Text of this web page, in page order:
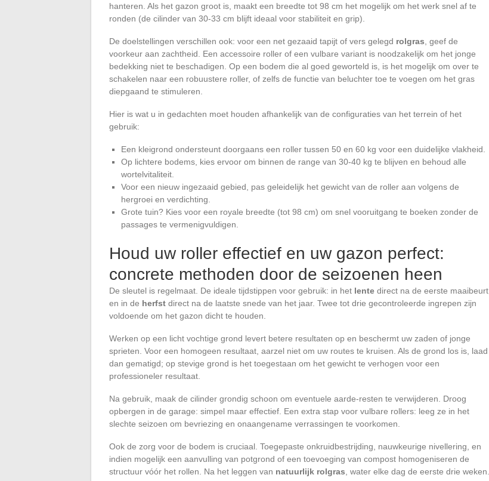
hanteren. Als het gazon groot is, maakt een breedte tot 98 cm het mogelijk om het werk snel af te
ronden (de cilinder van 30-33 cm blijft ideaal voor stabiliteit en grip).
De doelstellingen verschillen ook: voor een net gezaaid tapijt of vers gelegd rolgras , geef de
voorkeur aan zachtheid. Een accessoire roller of een vulbare variant is noodzakelijk om het jonge
bedekking niet te beschadigen. Op een bodem die al goed geworteld is, is het mogelijk om over te
schakelen naar een robuustere roller, of zelfs de functie van beluchter toe te voegen om het gras
diepgaand te stimuleren.
Hier is wat u in gedachten moet houden afhankelijk van de configuraties van het terrein of het
gebruik:
Een kleigrond ondersteunt doorgaans een roller tussen 50 en 60 kg voor een duidelijke vlakheid.
Op lichtere bodems, kies ervoor om binnen de range van 30-40 kg te blijven en behoud alle
wortelvitaliteit.
Voor een nieuw ingezaaid gebied, pas geleidelijk het gewicht van de roller aan volgens de
hergroei en verdichting.
Grote tuin? Kies voor een royale breedte (tot 98 cm) om snel vooruitgang te boeken zonder de
passages te vermenigvuldigen.
Houd uw roller effectief en uw gazon perfect:
concrete methoden door de seizoenen heen
De sleutel is regelmaat. De ideale tijdstippen voor gebruik: in het lente direct na de eerste maaibeurt,
en in de herfst direct na de laatste snede van het jaar. Twee tot drie gecontroleerde ingrepen zijn
voldoende om het gazon dicht te houden.
Werken op een licht vochtige grond levert betere resultaten op en beschermt uw zaden of jonge
sprieten. Voor een homogeen resultaat, aarzel niet om uw routes te kruisen. Als de grond los is, laad
dan gematigd; op stevige grond is het toegestaan om het gewicht te verhogen voor een
professioneler resultaat.
Na gebruik, maak de cilinder grondig schoon om eventuele aarde-resten te verwijderen. Droog
opbergen in de garage: simpel maar effectief. Een extra stap voor vulbare rollers: leeg ze in het
slechte seizoen om bevriezing en onaangename verrassingen te voorkomen.
Ook de zorg voor de bodem is cruciaal. Toegepaste onkruidbestrijding, nauwkeurige nivellering, en
indien mogelijk een aanvulling van potgrond of een toevoeging van compost homogeniseren de
structuur vóór het rollen. Na het leggen van natuurlijk rolgras , water elke dag de eerste drie weken.